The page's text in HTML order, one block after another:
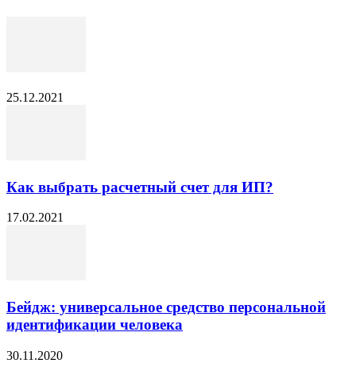
25.12.2021
Как выбрать расчетный счет для ИП?
17.02.2021
Бейдж: универсальное средство персональной
идентификации человека
30.11.2020